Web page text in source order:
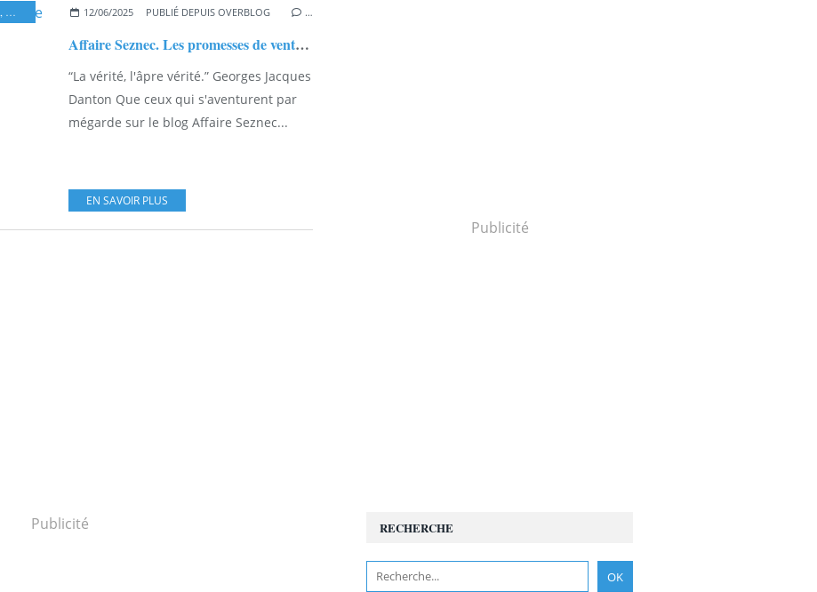
, LES PROMESSES DE VENTE ,ANNICK LE DOUGET
12/06/2025 PUBLIÉ DEPUIS OVERBLOG …
Affaire Seznec. Les promesses de vente. Réponses d'Annick Le Douget.
“La vérité, l'âpre vérité.” Georges Jacques
Danton Que ceux qui s'aventurent par
mégarde sur le blog Affaire Seznec...
EN SAVOIR PLUS
Publicité
Publicité
RECHERCHE